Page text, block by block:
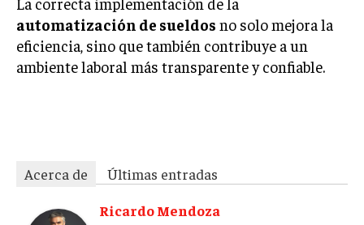
automatización de sueldos no solo mejora la
eficiencia, sino que también contribuye a un
ambiente laboral más transparente y confiable.
Acerca de
Últimas entradas
Ricardo Mendoza